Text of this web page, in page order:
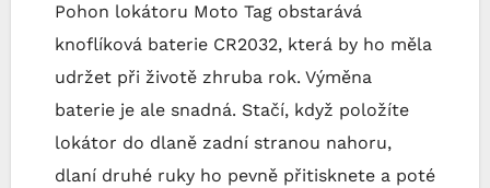
Pohon lokátoru Moto Tag obstarává
knoflíková baterie CR2032, která by ho měla
udržet při životě zhruba rok. Výměna
baterie je ale snadná. Stačí, když položíte
lokátor do dlaně zadní stranou nahoru,
dlaní druhé ruky ho pevně přitisknete a poté